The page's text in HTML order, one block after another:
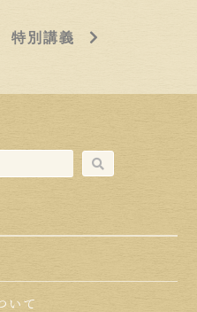
特別講義
いて